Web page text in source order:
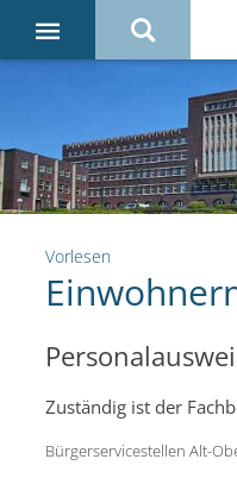
Vorlesen
Zuständig ist der
Bürgerservicestellen Alt-